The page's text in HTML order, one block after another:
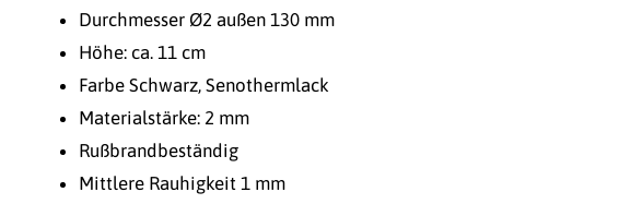
Durchmesser Ø2 außen 130 mm
Höhe: ca. 11 cm
Farbe Schwarz, Senothermlack
Materialstärke: 2 mm
Rußbrandbeständig
Mittlere Rauhigkeit 1 mm